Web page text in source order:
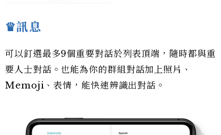
♛訊息
可以釘選最多9個重要對話於列表頂端，隨時都與重
要人士對話。也能為你的群組對話加上照片、
Memoji、表情，能快速辨識出對話。